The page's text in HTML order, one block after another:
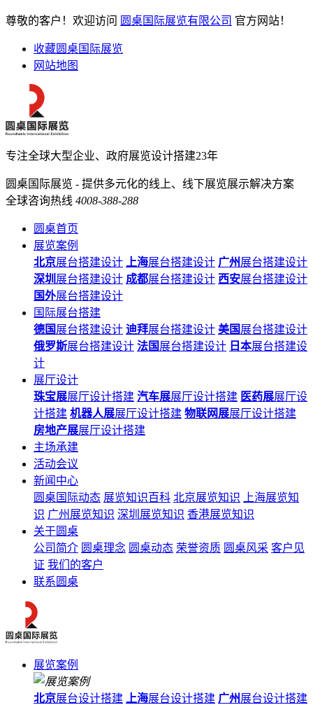
尊敬的客户！欢迎访问 圆桌国际展览有限公司 官方网站！
收藏圆桌国际展览
网站地图
专注全球大型企业、政府展览设计搭建23年
圆桌国际展览 - 提供多元化的线上、线下展览展示解决方案
全球咨询热线 4008-388-288
圆桌首页
展览案例
北京展台搭建设计 上海展台搭建设计 广州展台搭建设计
深圳 展台搭建设计 成都展台搭建设计 西安展台搭建设计
国外展台搭建设计
国际展台搭建
德国 展台搭建设计 迪拜展台搭建设计 美国 展台搭建设计
俄罗斯展台搭建设计 法国 展台搭建设计 日本展台搭建设
计
展厅设计
珠宝展展厅设计搭建 汽车展展厅设计搭建 医药展展厅设
计搭建 机器人展展厅设计搭建 物联网展展厅设计搭建
房地产展展厅设计搭建
主场承建
活动会议
新闻中心
圆桌国际动态 展览知识百科 北京展览知识
上海展览知
识 广州展览知识 深圳展览知识 香港展览知识
关于圆桌
公司简介 圆桌理念 圆桌动态 荣誉资质 圆桌风采 客户见
证 我们的客户
联系圆桌
展览案例
北京展台设计搭建 上海展台设计搭建 广州展台设计搭建